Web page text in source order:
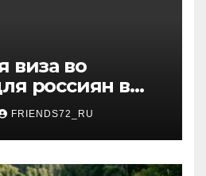
виза во
россиян в
от 3 дней
FRIENDS72_RU